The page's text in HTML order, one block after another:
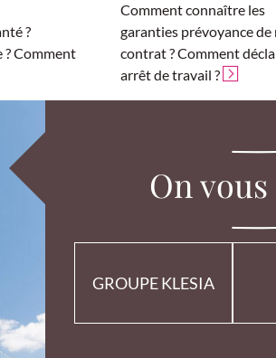
?
? Comment
Comment connaître les
garanties prévoyance de
contrat ? Comment
arrêt de travail ?
On
GROUPE KLESIA